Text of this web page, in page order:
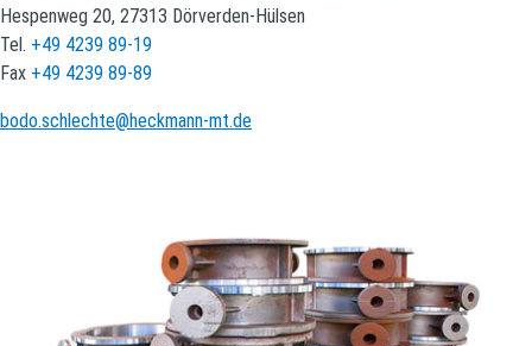
Hespenweg 20, 27313 Dörverden-Hülsen
Tel. +49 4239 89-19
Fax +49 4239 89-89
bodo.schlechte@heckmann-mt.de